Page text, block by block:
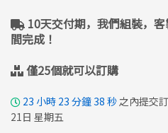
10天交付期，我們組裝，
間完成！
僅25個就可以訂購
23 小時 23 分鐘38 秒 之內提交
21日 星期五